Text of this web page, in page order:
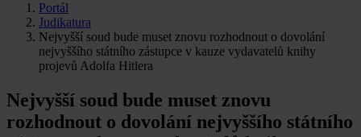
Portál
Judikatura
Nejvyšší soud bude muset znovu rozhodnout o dovolání
nejvyššího státního zástupce v kauze vydavatelů knihy
projevů Adolfa Hitlera
Nejvyšší soud bude muset znovu
rozhodnout o dovolání nejvyššího státního